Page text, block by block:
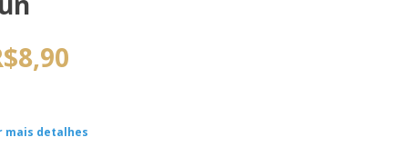
mais detalhes